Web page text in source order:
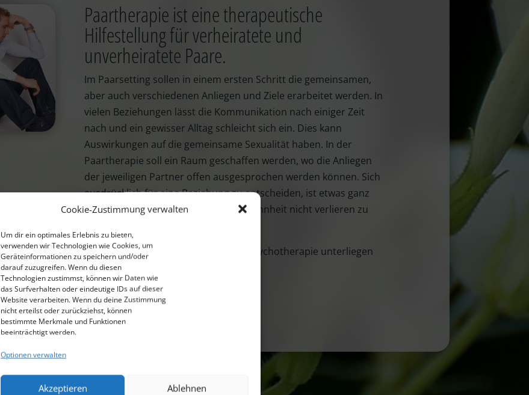
Cookie-Zustimmung verwalten
Um dir ein optimales Erlebnis zu bieten,
verwenden wir Technologien wie Cookies, um
Geräteinformationen zu speichern und/oder
darauf zuzugreifen. Wenn du diesen
Technologien zustimmst, können wir Daten wie
das Surfverhalten oder eindeutige IDs auf dieser
Website verarbeiten. Wenn du deine Zustimmung
nicht erteilst oder zurückziehst, können
bestimmte Merkmale und Funktionen
beeinträchtigt werden.
Optionen verwalten
Akzeptieren Ablehnen
Paartherapie ist eine therapeutische
Hilfestellung für verheiratete und
unverheiratete Paare.
Im Paarsetting sollen in einem ersten Schritt die gemeinsamen,
aber auch verschiedenen Anliegen und Ziele erarbeitet werden. In
vielen Beziehungen lässt die Kommunikation nach einiger Zeit
nach und ein gewisser Alltag schleicht sich ein. Dies kann
Auswirkungen auf die gemeinsame Sexualität haben. In der
Paartherapie soll ein Raum geschaffen werden, wo die Anliegen
der jeweiligen Partner offen ausgesprochen werden können. Sich
ausdrücklich für eine Beziehung zu entscheiden, ist etwas ganz
anderes, als eine Beziehung aus Gewohnheit nicht verlieren zu
Das Erstgespräch sowie die weitere Psychotherapie unterliegen
der Verschwiegenheit.
Zurück zu Home